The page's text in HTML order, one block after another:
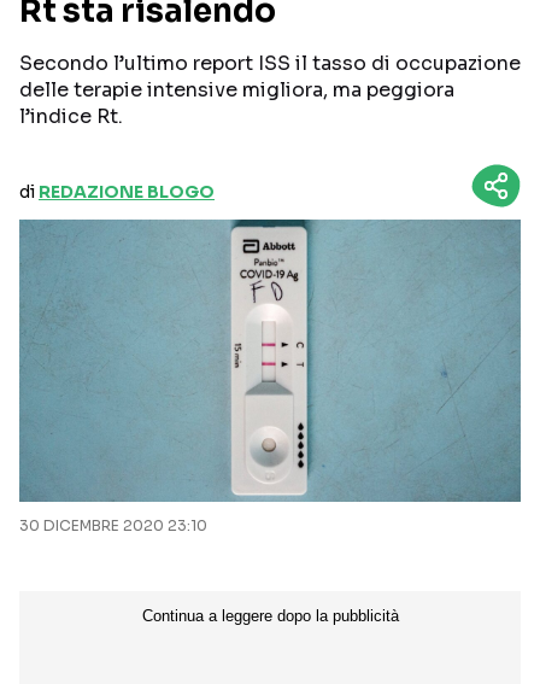
Rt sta risalendo
Secondo l’ultimo report ISS il tasso di occupazione
delle terapie intensive migliora, ma peggiora
l’indice Rt.
di REDAZIONE BLOGO
30 DICEMBRE 2020 23:10